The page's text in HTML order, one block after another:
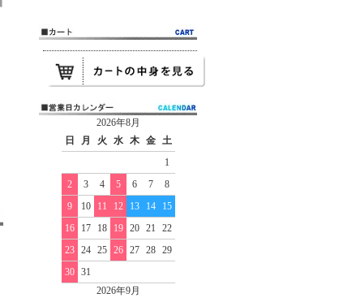
2026年8月
日
月 火 水 木 金
土
1
2
3 4 5 6 7
8
9
10 11 12 13 14
15
16
17 18 19 20 21
22
23
24 25 26 27 28
29
30
31
2026年9月